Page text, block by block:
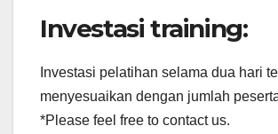
Investasi training:
Investasi pelatihan selama dua hari
menyesuaikan dengan jumlah
*Please feel free to contact us.